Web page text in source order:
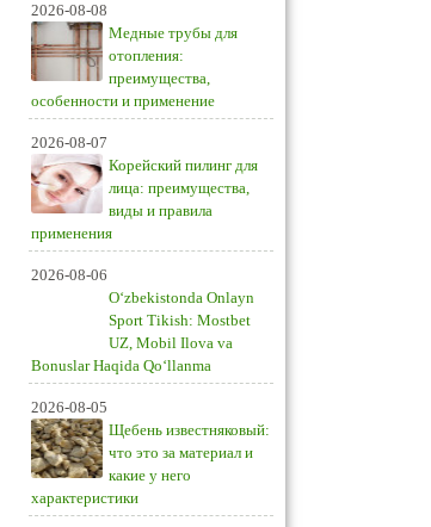
2026-08-08
Медные трубы для
отопления:
преимущества,
особенности и применение
2026-08-07
Корейский пилинг для
лица: преимущества,
виды и правила
применения
2026-08-06
O‘zbekistonda Onlayn
Sport Tikish: Mostbet
UZ, Mobil Ilova va
Bonuslar Haqida Qo‘llanma
2026-08-05
Щебень известняковый:
что это за материал и
какие у него
характеристики